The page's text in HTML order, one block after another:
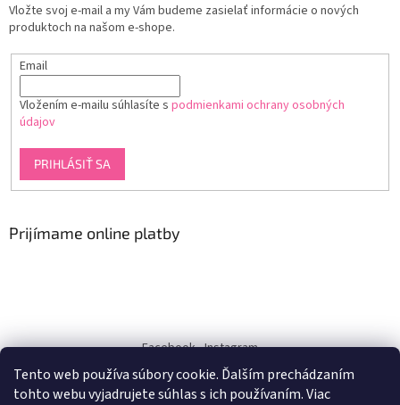
Tento web používa súbory cookie. Ďalším prechádzaním
tohto webu vyjadrujete súhlas s ich používaním. Viac
Vložte svoj e-mail a my Vám budeme zasielať informácie o nových
produktoch na našom e-shope.
Email
Vložením e-mailu súhlasíte s podmienkami ochrany osobných
údajov
PRIHLÁSIŤ SA
Prijímame online platby
Facebook Instagram
dukra-white